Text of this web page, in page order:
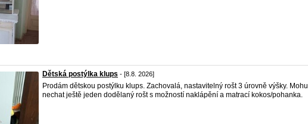
Dětská postýlka klups - [8.8. 2026]
Prodám dětskou postýlku klups. Zachovalá, nastavitelný rošt 3 úrovně výšky. Mohu
nechat ještě jeden dodělaný rošt s možností naklápění a matrací kokos/pohanka.